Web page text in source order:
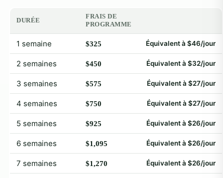
DURÉE
FRAIS DE
PROGRAMME
1 semaine $325 Équivalent à $46/jour
2 semaines $450 Équivalent à $32/jour
3 semaines $575 Équivalent à $27/jour
4 semaines $750 Équivalent à $27/jour
5 semaines $925 Équivalent à $26/jour
6 semaines $1,095 Équivalent à $26/jour
7 semaines $1,270 Équivalent à $26/jour